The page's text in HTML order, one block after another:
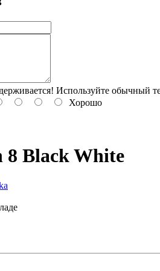
Используйте обычный
Хорошо
Black White